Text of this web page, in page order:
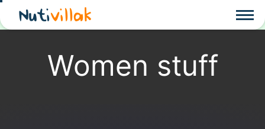
Nutivillak
Women stuff